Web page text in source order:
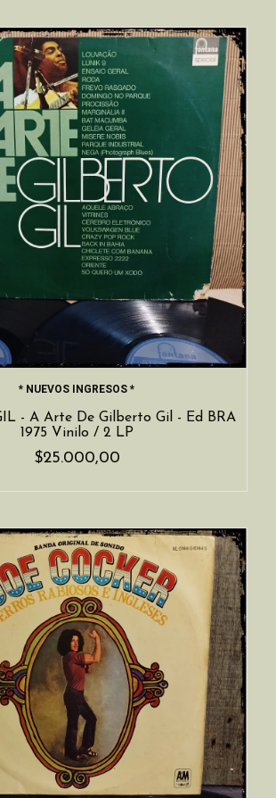
* NUEVOS INGRESOS *
- A Arte De Gilberto Gil - Ed BRA
1975 Vinilo / 2 LP
$25.000,00